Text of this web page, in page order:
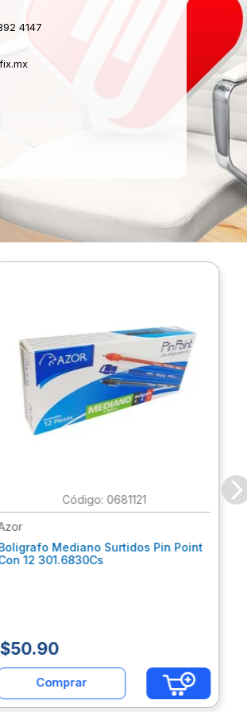
4147
: 0681121
Mediano Surtidos Pin Point
12 301.6830Cs
$50.90
Comprar